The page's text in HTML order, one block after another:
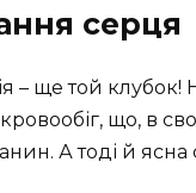
серця
– ще той
що, в
А тоді й ясна